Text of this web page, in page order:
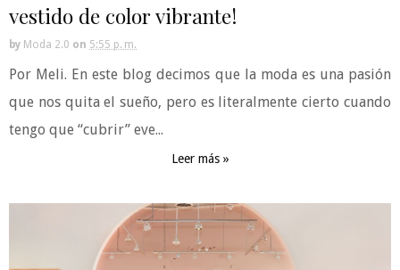
vestido de color vibrante!
by Moda 2.0 on 5:55 p. m.
Por Meli. En este blog decimos que la moda es una pasión
que nos quita el sueño, pero es literalmente cierto cuando
tengo que “cubrir” eve...
Leer más »